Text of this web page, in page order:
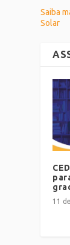
Saiba
Solar
11